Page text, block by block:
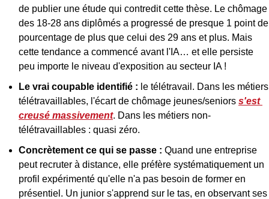
de publier une étude qui contredit cette thèse. Le chômage
des 18-28 ans diplômés a progressé de presque 1 point de
pourcentage de plus que celui des 29 ans et plus. Mais
cette tendance a commencé avant l'IA… et elle persiste
peu importe le niveau d'exposition au secteur IA !
Le vrai coupable identifié : le télétravail. Dans les métiers
télétravaillables, l'écart de chômage jeunes/seniors s'est
creusé massivement. Dans les métiers non-
télétravaillables : quasi zéro.
Concrètement ce qui se passe : Quand une entreprise
peut recruter à distance, elle préfère systématiquement un
profil expérimenté qu'elle n'a pas besoin de former en
présentiel. Un junior s'apprend sur le tas, en observant ses